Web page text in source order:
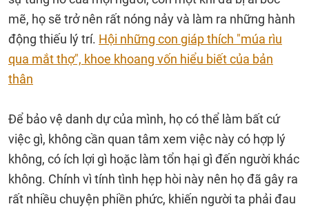
mẽ, họ sẽ trở nên rất nóng nảy và làm ra những hành
động thiếu lý trí. Hội những con giáp thích "múa rìu
qua mắt thợ", khoe khoang vốn hiểu biết của bản
thân
Để bảo vệ danh dự của mình, họ có thể làm bất cứ
việc gì, không cần quan tâm xem việc này có hợp lý
không, có ích lợi gì hoặc làm tổn hại gì đến người khác
không. Chính vì tính tình hẹp hòi này nên họ đã gây ra
rất nhiều chuyện phiền phức, khiến người ta phải đau